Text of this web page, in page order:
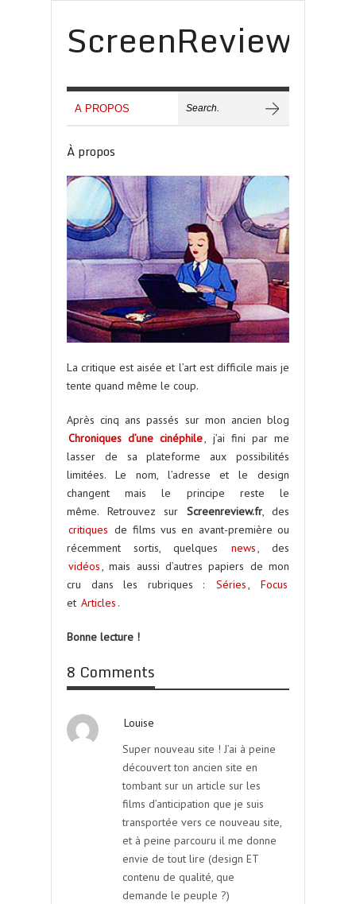
ScreenReview
À propos
La critique est aisée et l’art est difficile mais je
tente quand même le coup.
Après cinq ans passés sur mon ancien blog
Chroniques d’une cinéphile, j’ai fini par me
lasser de sa plateforme aux possibilités
limitées. Le nom, l’adresse et le design
changent mais le principe reste le
même. Retrouvez sur Screenreview.fr, des
critiques de films vus en avant-première ou
récemment sortis, quelques
news, des
vidéos, mais aussi d’autres papiers de mon
cru dans les rubriques :
Séries,
Focus
et Articles .
Bonne lecture !
8 Comments
Louise
Super nouveau site ! J’ai à peine
découvert ton ancien site en
tombant sur un article sur les
films d’anticipation que je suis
transportée vers ce nouveau site,
et à peine parcouru il me donne
envie de tout lire (design ET
contenu de qualité, que
demande le peuple ?)